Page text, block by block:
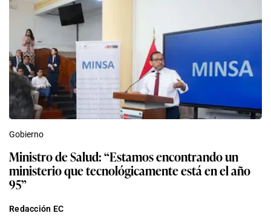
Gobierno
Ministro de Salud: “Estamos encontrando un
ministerio que tecnológicamente está en el año
95”
Redacción EC